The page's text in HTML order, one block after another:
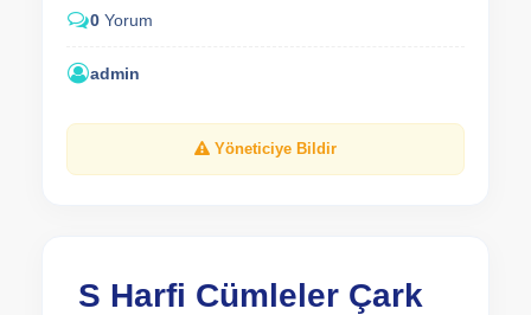
0 Yorum
admin
Yöneticiye Bildir
S Harfi Cümleler Çark